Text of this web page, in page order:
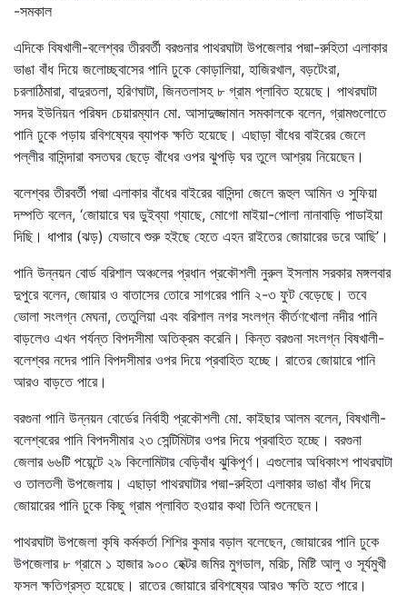
-সমকাল
এদিকে বিষখালী-বলেশ্বর তীরবর্তী বরগুনার পাথরঘাটা উপজেলার পদ্মা-রুহিতা এলাকার
ভাঙা বাঁধ দিয়ে জলোচ্ছ্বাসের পানি ঢুকে কোড়ালিয়া, হাজিরখাল, বড়টেংরা,
চরলাঠিমারা, বাদুরতলা, হরিণঘাটা, জিনতলাসহ ৮ গ্রাম প্লাবিত হয়েছে। পাথরঘাটা
সদর ইউনিয়ন পরিষদ চেয়ারম্যান মো. আসাদুজ্জামান সমকালকে বলেন, গ্রামগুলোতে
পানি ঢুকে পড়ায় রবিশষ্যের ব্যাপক ক্ষতি হয়েছে। এছাড়া বাঁধের বাইরের জেলে
পল্লীর বাসিন্দারা বসতঘর ছেড়ে বাঁধের ওপর ঝুপড়ি ঘর তুলে আশ্রয় নিয়েছেন।
বলেশ্বর তীরবর্তী পদ্মা এলাকার বাঁধের বাইরের বাসিন্দা জেলে রূহুল আমিন ও সুফিয়া
দম্পতি বলেন, ‘জোয়ারে ঘর ডুইব্যা গ্যাছে, মোগো মাইয়া-পোলা নানাবাড়ি পাডাইয়া
দিছি। ধাপার (ঝড়) যেভাবে শুরু হইছে হেতে এহন রাইতের জোয়ারের ডরে আছি’।
পানি উন্নয়ন বোর্ড বরিশাল অঞ্চলের প্রধান প্রকৌশলী নুরুল ইসলাম সরকার মঙ্গলবার
দুপুরে বলেন, জোয়ার ও বাতাসের তোরে সাগরের পানি ২-৩ ফুট বেড়েছে। তবে
ভোলা সংলগ্ন মেঘনা, তেতুলিয়া এবং বরিশাল নগর সংলগ্ন কীর্তণখোলা নদীর পানি
বাড়লেও এখন পর্যন্ত বিপদসীমা অতিক্রম করেনি। কিন্ত বরগুনা সংলগ্ন বিষখালী-
বলেশ্বর নদের পানি বিপদসীমার ওপর দিয়ে প্রবাহিত হচ্ছে। রাতের জোয়ারে পানি
আরও বাড়তে পারে।
বরগুনা পানি উন্নয়ন বোর্ডের নির্বাহী প্রকৌশলী মো. কাইছার আলম বলেন, বিষখালী-
বলেশ্বরের পানি বিপদসীমার ২৩ সেন্টিমিটার ওপর দিয়ে প্রবাহিত হচ্ছে। বরগুনা
জেলার ৬৬টি পয়েন্টে ২৯ কিলোমিটার বেড়িবাঁধ ঝুকিপূর্ণ। এগুলোর অধিকাংশ পাথরঘাটা
ও তালতলী উপজেলায়। এছাড়া পাথরঘাটার পদ্মা-রুহিতা এলাকার ভাঙা বাঁধ দিয়ে
জোয়ারের পানি ঢুকে কিছু গ্রাম প্লাবিত হওয়ার কথা তিনি শুনেছেন।
পাথরঘাটা উপজেলা কৃষি কর্মকর্তা শিশির কুমার বড়াল বলেছেন, জোয়ারের পানি ঢুকে
উপজেলার ৮ গ্রামে ১ হাজার ৯০০ হেক্টর জমির মুগডাল, মরিচ, মিষ্টি আলু ও সূর্যমুখী
ফসল ক্ষতিগ্রস্ত হয়েছে। রাতের জোয়ারে রবিশষ্যের আরও ক্ষতি হতে পারে।